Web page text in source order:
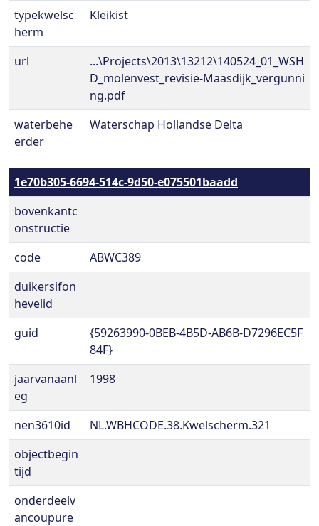
typekwelsc
herm
Kleikist
url
...\Projects\2013\13212\140524_01_WSH
D_molenvest_revisie-Maasdijk_vergunni
ng.pdf
waterbehe
erder
Waterschap Hollandse Delta
1e70b305-6694-514c-9d50-e075501baadd
bovenkantc
onstructie
code
ABWC389
duikersifon
hevelid
guid
{59263990-0BEB-4B5D-AB6B-D7296EC5F
84F}
jaarvanaanl
eg
1998
nen3610id
NL.WBHCODE.38.Kwelscherm.321
objectbegin
tijd
onderdeelv
ancoupure